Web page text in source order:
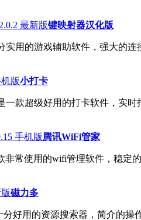
键映射器汉化版
实用的游戏辅助软件，强大的
小打卡
一款超级好用的打卡软件，实
腾讯WiFi管家
非常使用的wifi管理软件，稳定
磁力多
好用的资源搜索器，简介的操